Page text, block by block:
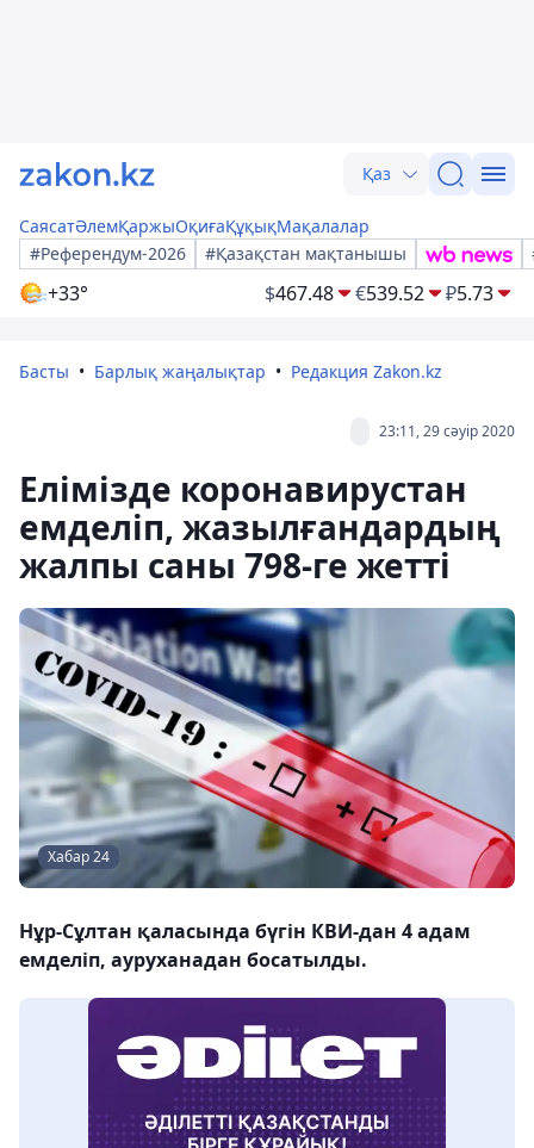
Қаз
СаясатӘлемҚаржыОқиғаҚұқықМақалалар
#Референдум-2026
#Қазақстан мақтанышы
+33° $467.48 €539.52 ₽5.73
Басты Барлық жаңалықтар Редакция Zakon.kz
23:11, 29 сәуір 2020
Елімізде коронавирустан
емделіп, жазылғандардың
жалпы саны 798-ге жетті
Хабар 24
Нұр-Сұлтан қаласында бүгін КВИ-дан 4 адам
емделіп, ауруханадан босатылды.